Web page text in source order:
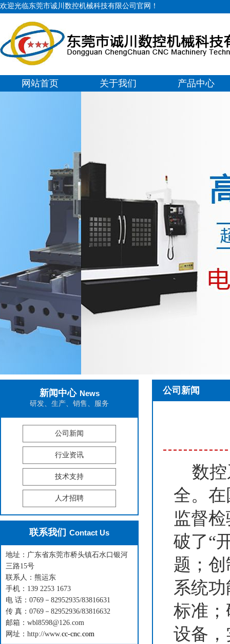
欢迎光临东莞市诚川数控机械科技有限公司官网！
网站首页 关于我们 产品中心
新闻中心 News
研发、生产、销售、服务
公司新闻
行业资讯
技术支持
人才招聘
联系我们 Contact Us
地址：广东省东莞市桥头镇石水口银河
三路15号
联系人：熊运东
手机：139 2253 1673
电 话：0769－82952935/83816631
传 真：0769－82952936/83816632
邮箱：wbl8598@126.com
网址：http://www.cc-cnc.com
公司新闻
数控
全。在
监督
破了“
题；
系统
标准
设备